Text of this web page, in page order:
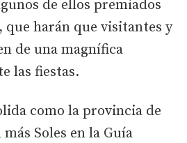
de ellos premiados
que harán que visitantes y
de una magnífica
las fiestas.
como la provincia de
Soles en la Guía